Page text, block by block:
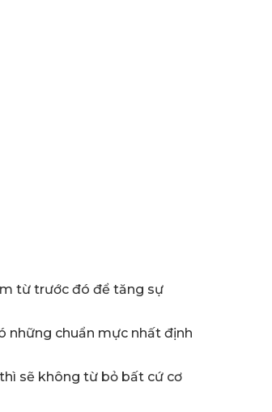
từ trước đó để tăng sự
những chuẩn mực nhất định
sẽ không từ bỏ bất cứ cơ